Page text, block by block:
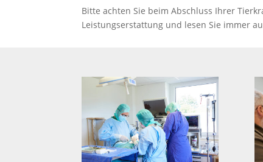
Bitte achten Sie beim Abschluss Ihrer
Leistungserstattung und lesen Sie immer